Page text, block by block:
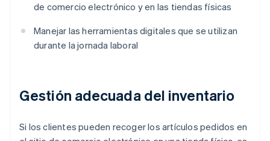
de comercio electrónico y en las tiendas físicas
Manejar las herramientas digitales que se utilizan
durante la jornada laboral
Gestión adecuada del inventario
Si los clientes pueden recoger los artículos pedidos en